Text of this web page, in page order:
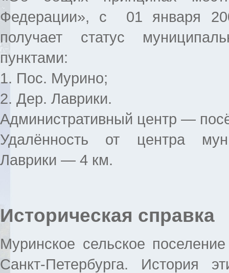
Федерации», с 01 января
получает статус
пунктами:
1. Пос. Мурино;
2. Дер. Лаврики.
Административный центр —
Удалённость от центра
Лаврики — 4 км.
Историческая справка
Муринское сельское
Санкт-Петербурга. История